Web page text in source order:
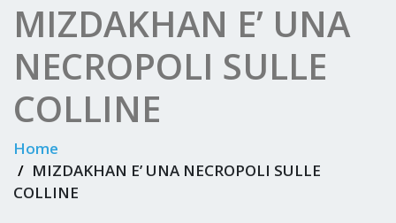
MIZDAKHAN E’ UNA
NECROPOLI SULLE
COLLINE
Home
MIZDAKHAN E’ UNA NECROPOLI SULLE
COLLINE